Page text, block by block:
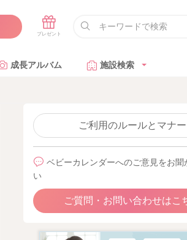
成長アルバム 施設検索
ご利用のルールとマナー
ベビーカレンダーへのご意見をお聞
い
ご質問・お問い合わせはこ